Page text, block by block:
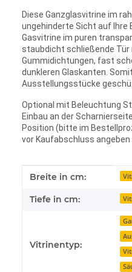
Diese Ganzglasvitrine im
ungehinderte Sicht auf Ihre
Gasvitrine im puren
staubdicht schließende
Gummidichtungen, fast
dunkleren Glaskanten.
Ausstellungsstücke
Optional mit Beleuchtung
Einbau an der
Position (bitte im
vor Kaufabschluss
Produkteigenschaft
Wert
Breite in cm:
Tiefe in cm:
Vitrinentyp: